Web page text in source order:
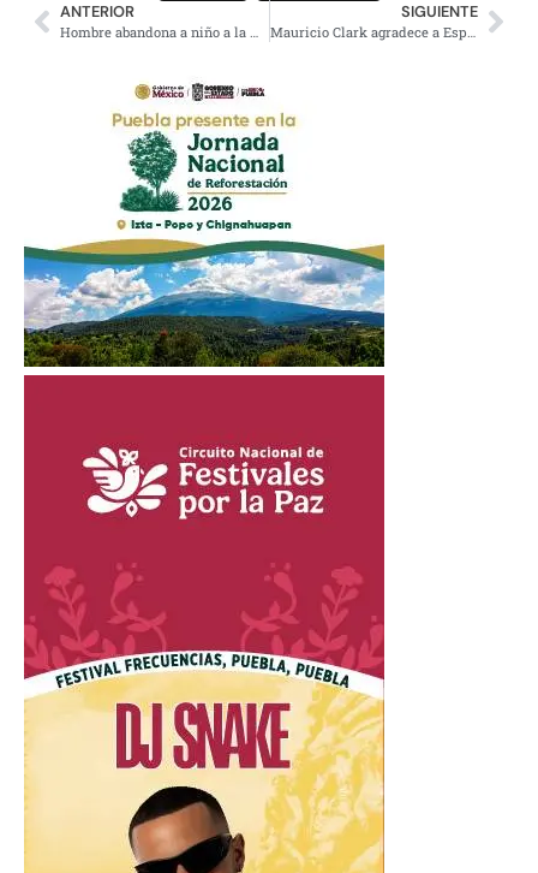
ANTERIOR
Hombre abandona a niño a la media noche cerca de centro comercial
SIGUIENTE
Mauricio Clark agradece a España «habernos evangelizado»; lamenta carta de AMLO